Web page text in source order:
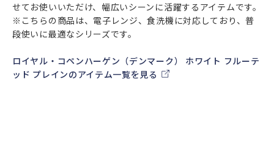
せてお使いいただけ、幅広いシーンに活躍するアイテムです。
※こちらの商品は、電子レンジ、食洗機に対応しており、普
段使いに最適なシリーズです。
ロイヤル・コペンハーゲン（デンマーク） ホワイト フルーテ
ッド プレインのアイテム一覧を見る